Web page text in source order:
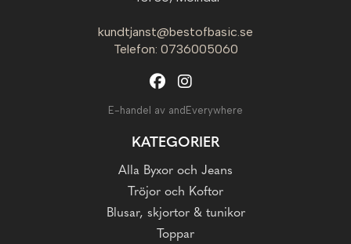
kundtjanst@bestofbasic.se
Telefon: 0736005060
E-handel av andEverywhere
KATEGORIER
Alla Byxor och Jeans
Tröjor och Koftor
Blusar, skjortor & tunikor
Toppar